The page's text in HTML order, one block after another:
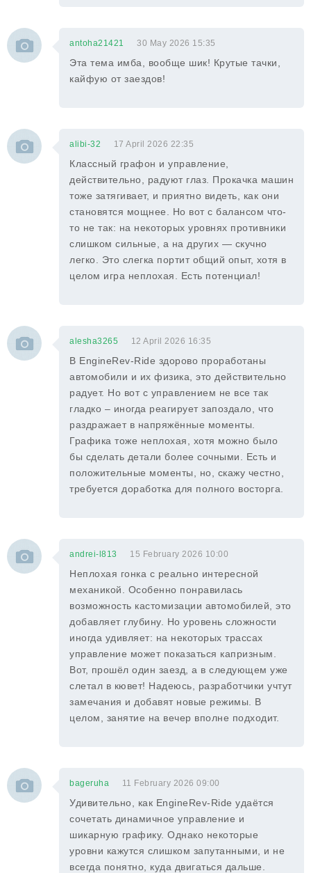
antoha21421 30 May 2026 15:35
Эта тема имба, вообще шик! Крутые тачки,
кайфую от заездов!
alibi-32 17 April 2026 22:35
Классный графон и управление,
действительно, радуют глаз. Прокачка машин
тоже затягивает, и приятно видеть, как они
становятся мощнее. Но вот с балансом что-
то не так: на некоторых уровнях противники
слишком сильные, а на других — скучно
легко. Это слегка портит общий опыт, хотя в
целом игра неплохая. Есть потенциал!
alesha3265 12 April 2026 16:35
В EngineRev-Ride здорово проработаны
автомобили и их физика, это действительно
радует. Но вот с управлением не все так
гладко – иногда реагирует запоздало, что
раздражает в напряжённые моменты.
Графика тоже неплохая, хотя можно было
бы сделать детали более сочными. Есть и
положительные моменты, но, скажу честно,
требуется доработка для полного восторга.
andrei-l813 15 February 2026 10:00
Неплохая гонка с реально интересной
механикой. Особенно понравилась
возможность кастомизации автомобилей, это
добавляет глубину. Но уровень сложности
иногда удивляет: на некоторых трассах
управление может показаться капризным.
Вот, прошёл один заезд, а в следующем уже
слетал в кювет! Надеюсь, разработчики учтут
замечания и добавят новые режимы. В
целом, занятие на вечер вполне подходит.
bageruha 11 February 2026 09:00
Удивительно, как EngineRev-Ride удаётся
сочетать динамичное управление и
шикарную графику. Однако некоторые
уровни кажутся слишком запутанными, и не
всегда понятно, куда двигаться дальше.